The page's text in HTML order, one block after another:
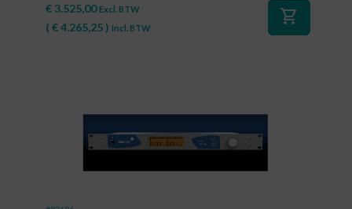
€ 3.525,00 Excl. BTW
( €4.265,25) Incl. BTW
shopping_cart